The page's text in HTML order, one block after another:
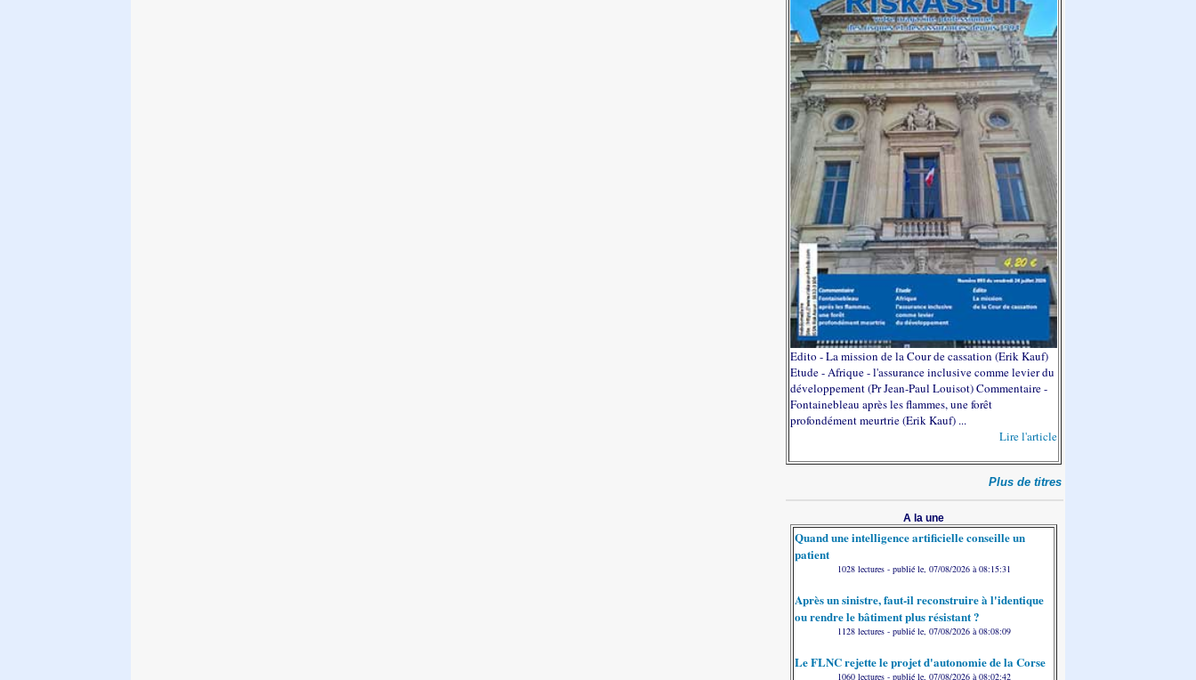
Edito - La mission de la Cour de cassation (Erik Kauf)
Etude - Afrique - l'assurance inclusive comme levier du
développement (Pr Jean-Paul Louisot) Commentaire -
Fontainebleau après les flammes, une forêt
profondément meurtrie (Erik Kauf) ...
Lire l'article
Plus de titres
A la une
Quand une intelligence artificielle conseille un
patient
1028 lectures - publié le, 07/08/2026 à 08:15:31
Après un sinistre, faut-il reconstruire à l'identique
ou rendre le bâtiment plus résistant ?
1128 lectures - publié le, 07/08/2026 à 08:08:09
Le FLNC rejette le projet d'autonomie de la Corse
1060 lectures - publié le, 07/08/2026 à 08:02:42